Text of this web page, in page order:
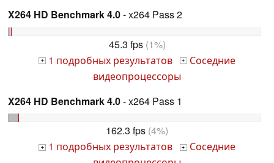
X264 HD Benchmark 4.0- x264 Pass 2
45.3 fps(1%)
+ 1 подробных результатов + Соседние
видеопроцессоры
X264 HD Benchmark 4.0- x264 Pass 1
162.3 fps (4%)
+ 1 подробных результатов + Соседние